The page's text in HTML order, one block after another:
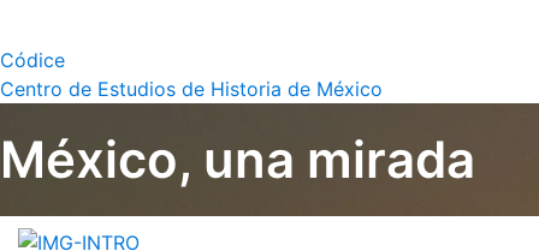
Códice
Centro de Estudios de Historia de México
México, una mirada